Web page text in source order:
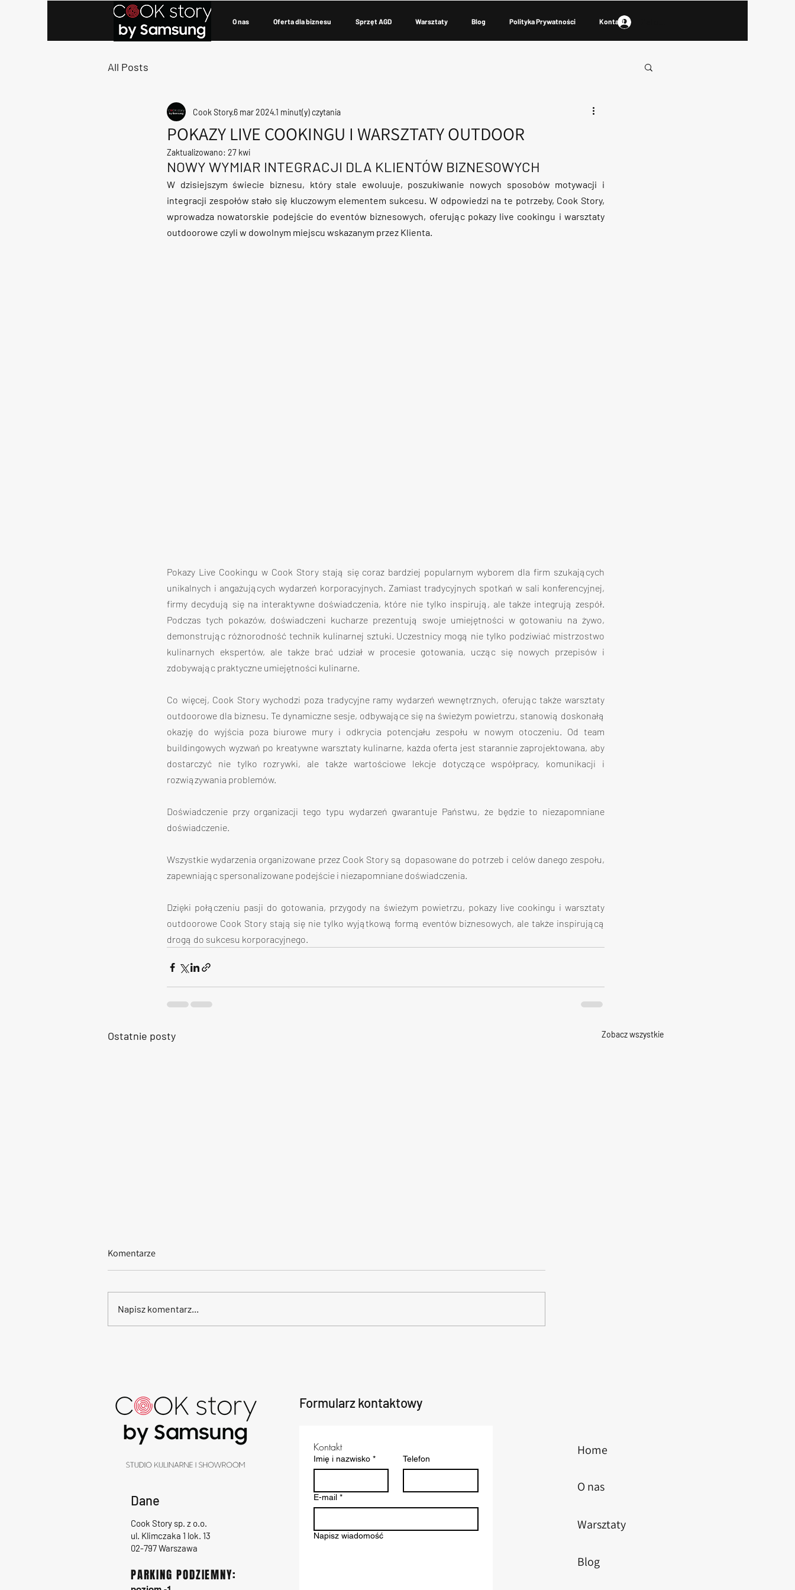
O nas Oferta dla biznesu Sprzęt AGD Warsztaty Blog Polityka Prywatności Kontakt
All Posts
POKAZY LIVE COOKINGU I WARSZTATY OUTDOOR
Cook Story6 mar 20241 minut(y) czytania
Zaktualizowano: 27 kwi
NOWY WYMIAR INTEGRACJI DLA KLIENTÓW BIZNESOWYCH
W dzisiejszym świecie biznesu, który stale ewoluuje, poszukiwanie nowych sposobów motywacji i
integracji zespołów stało się kluczowym elementem sukcesu. W odpowiedzi na te potrzeby, Cook Story,
wprowadza nowatorskie podejście do eventów biznesowych, oferując pokazy live cookingu i warsztaty
outdoorowe czyli w dowolnym miejscu wskazanym przez Klienta.
Pokazy Live Cookingu w Cook Story stają się coraz bardziej popularnym wyborem dla firm szukających
unikalnych i angażujących wydarzeń korporacyjnych. Zamiast tradycyjnych spotkań w sali konferencyjnej,
firmy decydują się na interaktywne doświadczenia, które nie tylko inspirują, ale także integrują zespół.
Podczas tych pokazów, doświadczeni kucharze prezentują swoje umiejętności w gotowaniu na żywo,
demonstrując różnorodność technik kulinarnej sztuki. Uczestnicy mogą nie tylko podziwiać mistrzostwo
kulinarnych ekspertów, ale także brać udział w procesie gotowania, ucząc się nowych przepisów i
zdobywając praktyczne umiejętności kulinarne.
Co więcej, Cook Story wychodzi poza tradycyjne ramy wydarzeń wewnętrznych, oferując także warsztaty
outdoorowe dla biznesu. Te dynamiczne sesje, odbywające się na świeżym powietrzu, stanowią doskonałą
okazję do wyjścia poza biurowe mury i odkrycia potencjału zespołu w nowym otoczeniu. Od team
buildingowych wyzwań po kreatywne warsztaty kulinarne, każda oferta jest starannie zaprojektowana, aby
dostarczyć nie tylko rozrywki, ale także wartościowe lekcje dotyczące współpracy, komunikacji i
rozwiązywania problemów.
Doświadczenie przy organizacji tego typu wydarzeń gwarantuje Państwu, że będzie to niezapomniane
doświadczenie.
Wszystkie wydarzenia organizowane przez Cook Story są dopasowane do potrzeb i celów danego zespołu,
zapewniając spersonalizowane podejście i niezapomniane doświadczenia.
Dzięki połączeniu pasji do gotowania, przygody na świeżym powietrzu, pokazy live cookingu i warsztaty
outdoorowe Cook Story stają się nie tylko wyjątkową formą eventów biznesowych, ale także inspirującą
drogą do sukcesu korporacyjnego.
Ostatnie posty Zobacz wszystkie
Komentarze
Napisz komentarz...
Dane
Cook Story sp. z o.o.
ul. Klimczaka 1 lok. 13
02-797 Warszawa
PARKING PODZIEMNY:
Formularz kontaktowy
Kontakt
Imię i nazwisko * Telefon
E-mail *
Napisz wiadomość
Home
O nas
Warsztaty
Blog